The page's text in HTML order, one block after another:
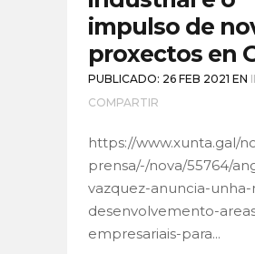
impulso de
proxectos en
PUBLICADO: 26 FEB 2021 EN
COMPARTIR
https://www.xunta.gal/
prensa/-/nova/55764/
vazquez-anuncia-unha-
desenvolvemento-
empresariais-para...